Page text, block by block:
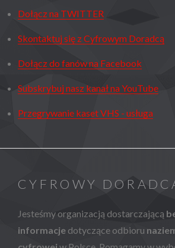
Dołącz na TWITTER
Skontaktuj się z Cyfrowym Doradcą
Dołącz do fanów na Facebook
Subskrybuj nasz kanał na YouTube
Przegrywanie kaset VHS - usługa
CYFROWY
Jesteśmy organizacją dostarczającą
informacje dotyczące odbioru